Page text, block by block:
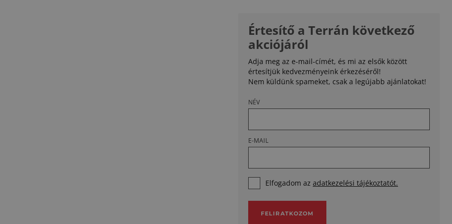
Értesítő a Terrán következő
akciójáról
Adja meg az e-mail-címét, és mi az elsők között
értesítjük kedvezményeink érkezéséről!
Nem küldünk spameket, csak a legújabb ajánlatokat!
NÉV
E-MAIL
Elfogadom az adatkezelési tájékoztatót.
FELIRATKOZOM